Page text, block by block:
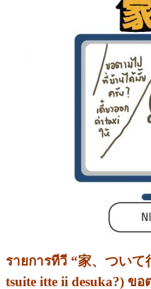
รายการทีวี “家、ついて
tsuite itte ii desuka?) ข